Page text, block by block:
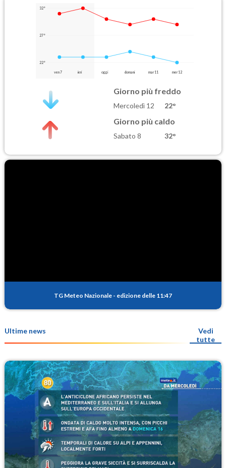
32°
27°
22°
ven 7 ieri oggi domani mar 11 mer 12
Giorno più freddo
Mercoledì 12 22°
Giorno più caldo
Sabato 8 32°
TG Meteo Nazionale - edizione delle 11:47
Ultime news
Vedi
tutte